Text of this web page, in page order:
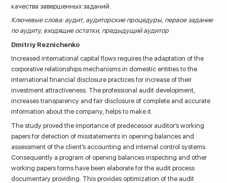
качества завершенных заданий.
Ключевые слова: аудит, аудиторские процедуры, первое задание
по аудиту, входящие остатки, предыдущий аудитор
Dmitriy Reznichenko
Increased international capital flows requires the adaptation of the
corporative relationships mechanisms in domestic entities to the
international financial disclosure practices for increase of their
investment attractiveness. The professional audit development,
increases transparency and fair disclosure of complete and accurate
information about the company, helps to make it.
The study proved the importance of predecessor auditor’s working
papers for detection of misstatements in opening balances and
assessment of the client’s accounting and internal control systems.
Consequently a program of opening balances inspecting and other
working papers forms have been elaborate for the audit process
documentary providing. This provides optimization of the audit